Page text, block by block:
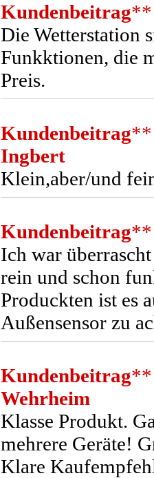
Kundenbeitrag**
Die Wetterstation
Funkktionen, die
Preis.
Kundenbeitrag**
Ingbert
Klein,aber/und
Kundenbeitrag**
Ich war
rein und schon
Produckten ist es
Außensensor zu
Kundenbeitrag**
Wehrheim
Klasse Produkt.
mehrere Geräte!
Klare